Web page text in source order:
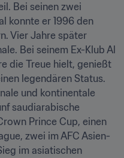
Bei seinen zwei
konnte er 1996 den
Vier Jahre später
Bei seinem Ex-Klub Al
die Treue hielt, genießt
legendären Status.
und kontinentale
saudiarabische
Prince Cup, einen
zwei im AFC Asien-
im asiatischen